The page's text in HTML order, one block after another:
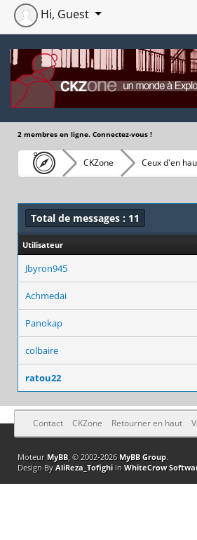
Hi, Guest
2 membres en ligne. Connectez-vous !
CKZone Ceux d'en
Total de messages : 11
Utilisateur
Jbyron945
Achmedai
Panokap
colbaire
ratou22
Contact CKZone Retourner en haut
Moteur MyBB, © 2002-2026 MyBB Group.
Design By AliReza_TofighiIn WhiteCrow